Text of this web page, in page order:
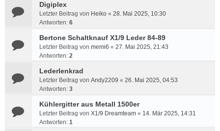
Digiplex
Letzter Beitrag von Heiko « 28. Mai 2025, 10:30
Antworten: 6
Bertone Schaltknauf X1/9 Leder 84-89
Letzter Beitrag von memi6 « 27. Mai 2025, 21:43
Antworten: 2
Lederlenkrad
Letzter Beitrag von Andy2209 « 26. Mai 2025, 04:53
Antworten: 3
Kühlergitter aus Metall 1500er
Letzter Beitrag von X1/9 Dreamteam « 14. Mär 2025, 14:31
Antworten: 1